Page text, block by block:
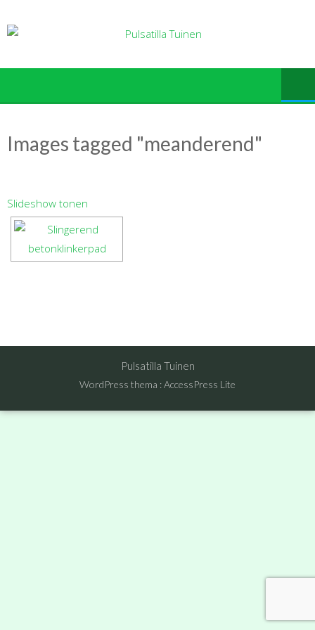
naar
inhoud
Images tagged "meanderend"
Slideshow tonen
Pulsatilla Tuinen
WordPress thema :AccessPress Lite